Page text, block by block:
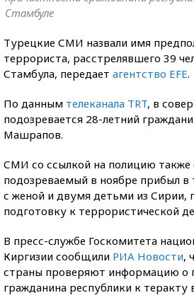
Стамбуле
Турецкие СМИ назвали имя
террориста, расстрелявшего 39
Стамбула, передает агентство EFE.
По данным телеканала TRT, в
подозревается 28-летний
Машрапов.
СМИ со ссылкой на полицию
подозреваемый в ноябре прибыл
с женой и двумя детьми из Сирии,
подготовку к террористической
В пресс-службе Госкомитета
Киргизии сообщили РИА Новости,
страны проверяют информацию о
гражданина республики к теракту